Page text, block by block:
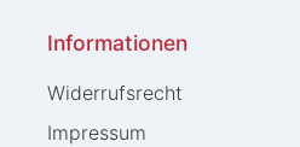
Informationen
Widerrufs­recht
Impressum